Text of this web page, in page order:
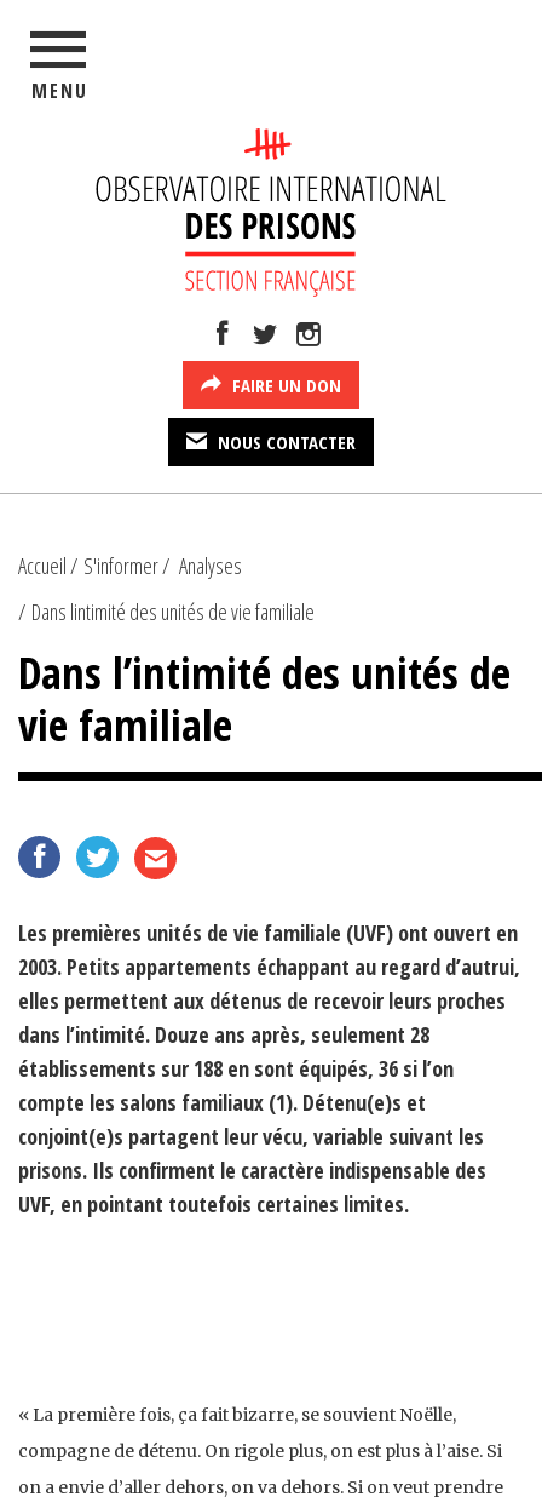
MENU
FAIRE UN DON
NOUS CONTACTER
Accueil S'informer
Analyses
Dans lintimité des unités de vie familiale
Dans l’intimité des unités de
vie familiale
Les premières unités de vie familiale (UVF) ont ouvert en
2003. Petits appartements échappant au regard d’autrui,
elles permettent aux détenus de recevoir leurs proches
dans l’intimité. Douze ans après, seulement 28
établissements sur 188 en sont équipés, 36 si l’on
compte les salons familiaux (1). Détenu(e)s et
conjoint(e)s partagent leur vécu, variable suivant les
prisons. Ils confirment le caractère indispensable des
UVF, en pointant toutefois certaines limites.
« La première fois, ça fait bizarre, se souvient Noëlle,
compagne de détenu. On rigole plus, on est plus à l’aise. Si
on a envie d’aller dehors, on va dehors. Si on veut prendre